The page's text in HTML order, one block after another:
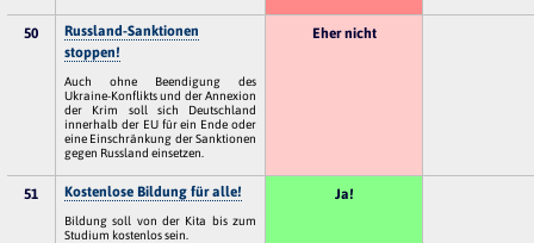
50
Russland-Sanktionen
stoppen!
Auch ohne Beendigung des
Ukraine-Konflikts und der Annexion
der Krim soll sich Deutschland
innerhalb der EU für ein Ende oder
eine Einschränkung der Sanktionen
gegen Russland einsetzen.
Eher nicht
51 Kostenlose Bildung für alle!
Bildung soll von der Kita bis zum
Studium kostenlos sein.
Ja!